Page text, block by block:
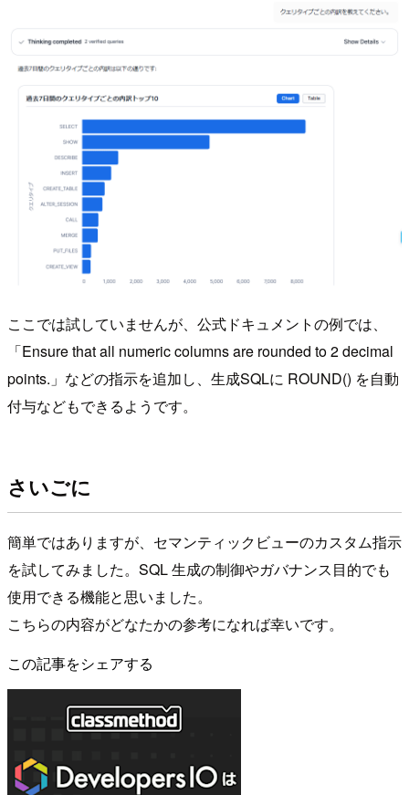
ここでは試していませんが、公式ドキュメントの例では、
「Ensure that all numeric columns are rounded to 2 decimal
points.」などの指示を追加し、生成SQLに ROUND() を自動
付与などもできるようです。
さいごに
簡単ではありますが、セマンティックビューのカスタム指示
を試してみました。SQL 生成の制御やガバナンス目的でも
使用できる機能と思いました。
こちらの内容がどなたかの参考になれば幸いです。
この記事をシェアする